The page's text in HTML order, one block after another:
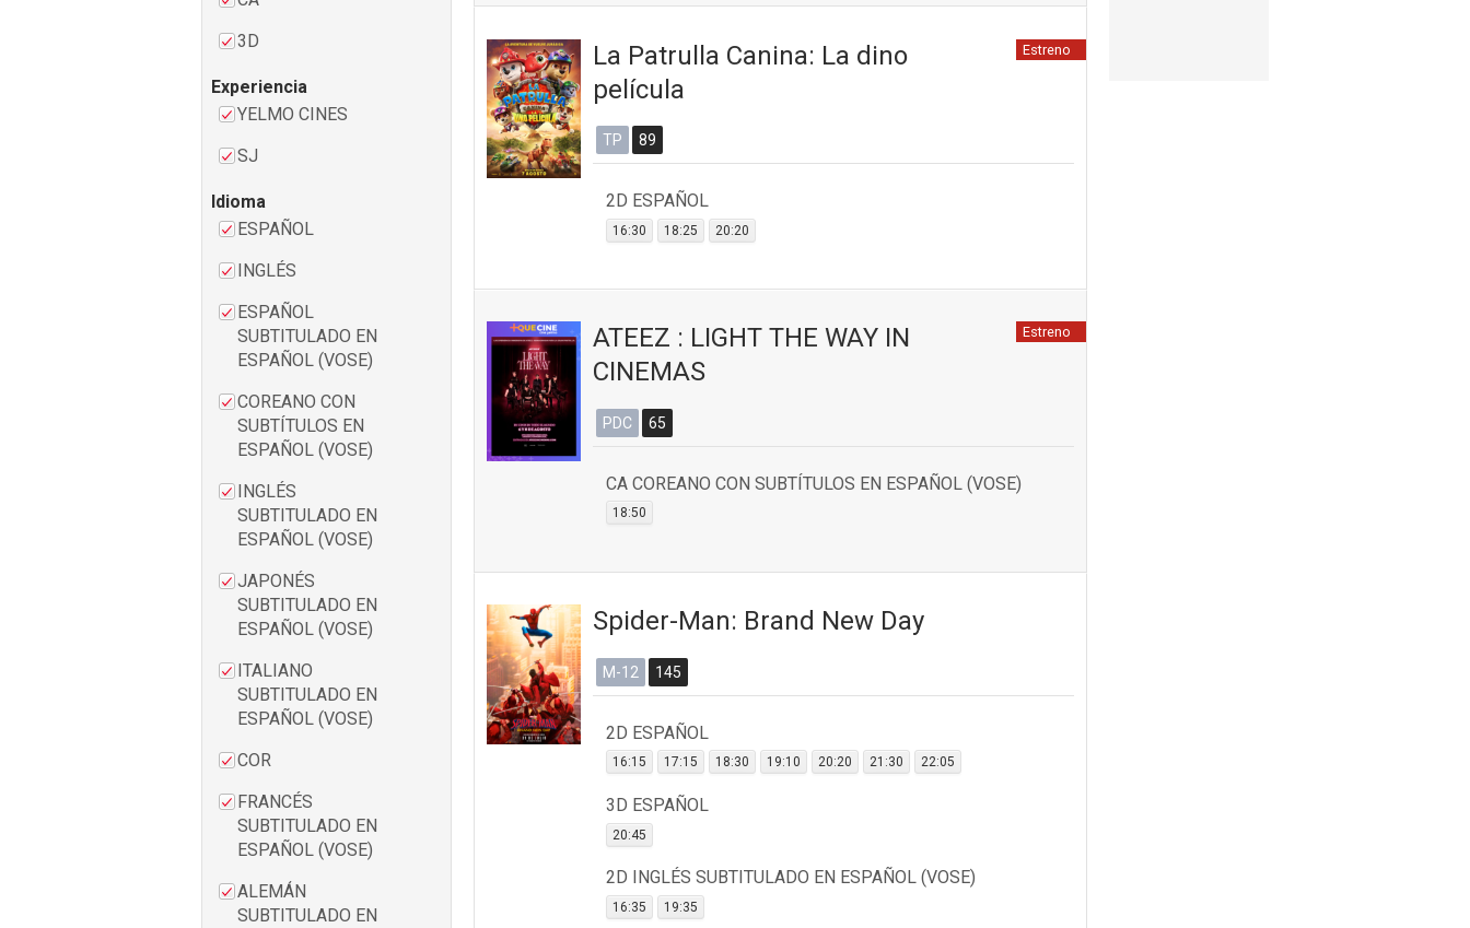
3D
Experiencia
YELMO CINES
SJ
Idioma
ESPAÑOL
INGLÉS
ESPAÑOL
SUBTITULADO EN
ESPAÑOL (VOSE)
COREANO CON
SUBTÍTULOS EN
ESPAÑOL (VOSE)
INGLÉS
SUBTITULADO EN
ESPAÑOL (VOSE)
JAPONÉS
SUBTITULADO EN
ESPAÑOL (VOSE)
ITALIANO
SUBTITULADO EN
ESPAÑOL (VOSE)
COR
FRANCÉS
SUBTITULADO EN
ESPAÑOL (VOSE)
ALEMÁN
SUBTITULADO EN
Estreno
La Patrulla Canina: La dino
película
TP 89
2D ESPAÑOL
16:30 18:25 20:20
Estreno
ATEEZ : LIGHT THE WAY IN
CINEMAS
PDC 65
CA COREANO CON SUBTÍTULOS EN ESPAÑOL (VOSE)
18:50
Spider-Man: Brand New Day
M-12 145
2D ESPAÑOL
16:15 17:15 18:30 19:10 20:20 21:30 22:05
3D ESPAÑOL
20:45
2D INGLÉS SUBTITULADO EN ESPAÑOL (VOSE)
16:35 19:35